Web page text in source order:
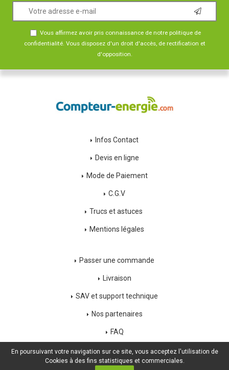
Vous affirmez avoir pris connaissance de notre politique de
confidentialité. Vous disposez d'un droit d'accès, de rectification et
d'opposition.
Infos Contact
Devis en ligne
Mode de Paiement
C.G.V
Trucs et astuces
Mentions légales
Passer une commande
Livraison
SAV et support technique
Nos partenaires
FAQ
Déconnexion
En poursuivant votre navigation sur ce site, vous acceptez l'utilisation de
Cookies à des fins statistiques et commerciales.